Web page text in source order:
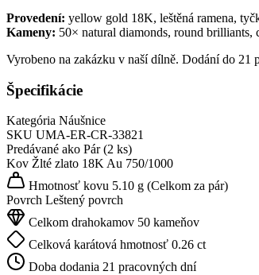
Provedení: yellow gold 18K, leštěná ramena,
Kameny: 50× natural diamonds, round brilliants,
Vyrobeno na zakázku v naší dílně. Dodání do 21
Špecifikácie
Kategória Náušnice
SKU UMA-ER-CR-33821
Predávané ako Pár (2 ks)
Kov Žlté zlato 18KAu 750/1000
Hmotnosť kovu 5.10 g (Celkom za pár)
Povrch Leštený povrch
Celkom drahokamov 50 kameňov
Celková karátová hmotnosť 0.26 ct
Doba dodania 21 pracovných dní